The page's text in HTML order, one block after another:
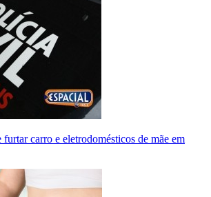
carro e eletrodomésticos de mãe em